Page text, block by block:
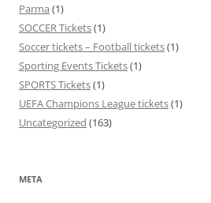
Parma (1)
SOCCER Tickets(1)
Soccer tickets – Football tickets(1)
Sporting Events Tickets(1)
SPORTS Tickets(1)
UEFA Champions League tickets(1)
Uncategorized (163)
META